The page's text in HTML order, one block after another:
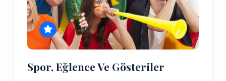
Spor, Eğlence Ve Gösteriler